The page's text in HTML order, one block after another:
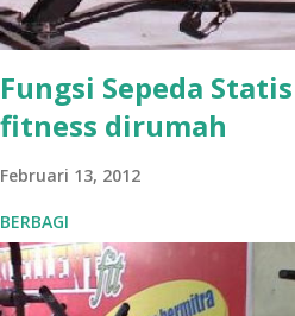
Fungsi Sepeda
fitness dirumah
Februari 13, 2012
BERBAGI